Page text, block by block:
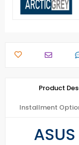
Product
Installment